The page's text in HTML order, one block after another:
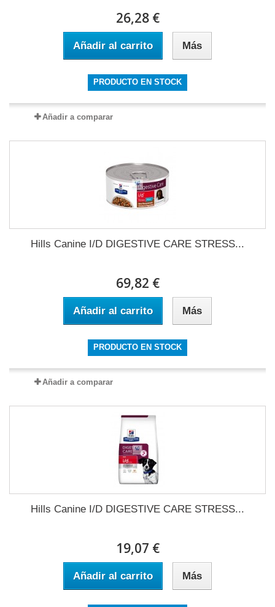
26,28 €
Añadir al carrito Más
PRODUCTO EN STOCK
Añadir a comparar
Hills Canine I/D DIGESTIVE CARE STRESS...
69,82 €
Añadir al carrito Más
PRODUCTO EN STOCK
Añadir a comparar
Hills Canine I/D DIGESTIVE CARE STRESS...
19,07 €
Añadir al carrito Más